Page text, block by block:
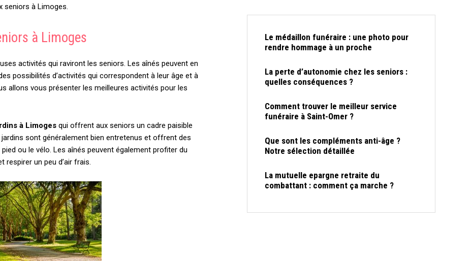
seniors à Limoges.
à Limoges
activités qui raviront les seniors. Les aînés peuvent en
possibilités d’activités qui correspondent à leur âge et à
allons vous présenter les meilleures activités pour les
à Limoges qui offrent aux seniors un cadre paisible
sont généralement bien entretenus et offrent des
ou le vélo. Les aînés peuvent également profiter du
respirer un peu d’air frais.
Le médaillon funéraire : une photo pour
rendre hommage à un proche
La perte d’autonomie chez les seniors :
quelles conséquences ?
Comment trouver le meilleur service
funéraire à Saint-Omer ?
Que sont les compléments anti-âge ?
Notre sélection détaillée
La mutuelle epargne retraite du
combattant : comment ça marche ?